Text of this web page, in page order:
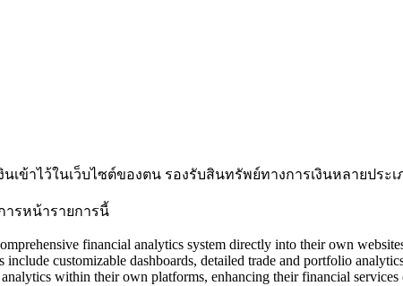
นเข้าไว้ในเว็บไซต์ของตน รองรับสินทรัพย์ทางการเงินหลายปร
ารหน้ารายการนี้
financial analytics system directly into their own
customizable dashboards, detailed trade and portfolio
within their own platforms, enhancing their financial services